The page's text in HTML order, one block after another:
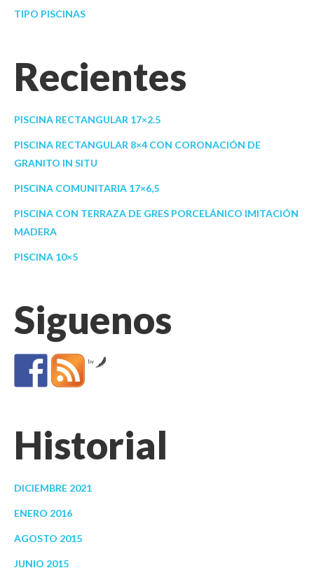
TIPO PISCINAS
Recientes
PISCINA RECTANGULAR 17×2.5
PISCINA RECTANGULAR 8×4 CON CORONACIÓN DE
GRANITO IN SITU
PISCINA COMUNITARIA 17×6,5
PISCINA CON TERRAZA DE GRES PORCELÁNICO IMITACIÓN
MADERA
PISCINA 10×5
Siguenos
by
Historial
DICIEMBRE 2021
ENERO 2016
AGOSTO 2015
JUNIO 2015